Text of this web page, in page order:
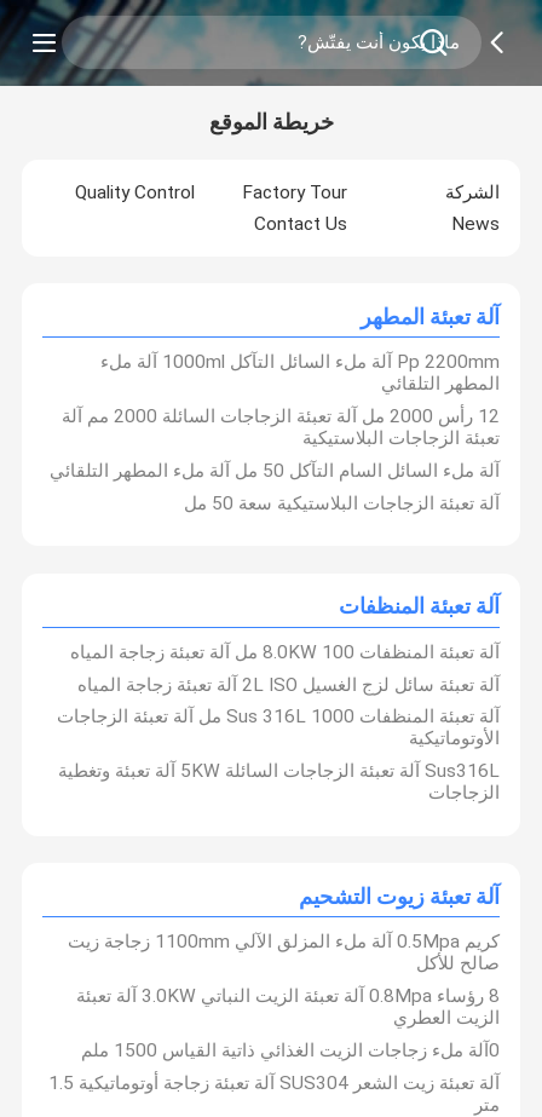
خريطة الموقع
الشركة Factory Tour
Quality Control
News
Contact Us
آلة تعبئة المطهر
Pp 2200mm آلة ملء السائل التآكل 1000ml آلة ملء
المطهر التلقائي
12 رأس 2000 مل آلة تعبئة الزجاجات السائلة 2000 مم آلة
تعبئة الزجاجات البلاستيكية
آلة ملء السائل السام التآكل 50 مل آلة ملء المطهر التلقائي
آلة تعبئة الزجاجات البلاستيكية سعة 50 مل
آلة تعبئة المنظفات
آلة تعبئة المنظفات 8.0KW 100 مل آلة تعبئة زجاجة المياه
آلة تعبئة سائل لزج الغسيل 2L ISO آلة تعبئة زجاجة المياه
آلة تعبئة المنظفات Sus 316L 1000 مل آلة تعبئة الزجاجات
الأوتوماتيكية
Sus316L آلة تعبئة الزجاجات السائلة 5KW آلة تعبئة وتغطية
الزجاجات
آلة تعبئة زيوت التشحيم
كريم 0.5Mpa آلة ملء المزلق الآلي 1100mm زجاجة زيت
صالح للأكل
8 رؤساء 0.8Mpa آلة تعبئة الزيت النباتي 3.0KW آلة تعبئة
الزيت العطري
0آلة ملء زجاجات الزيت الغذائي ذاتية القياس 1500 ملم
آلة تعبئة زيت الشعر SUS304 آلة تعبئة زجاجة أوتوماتيكية 1.5
متر